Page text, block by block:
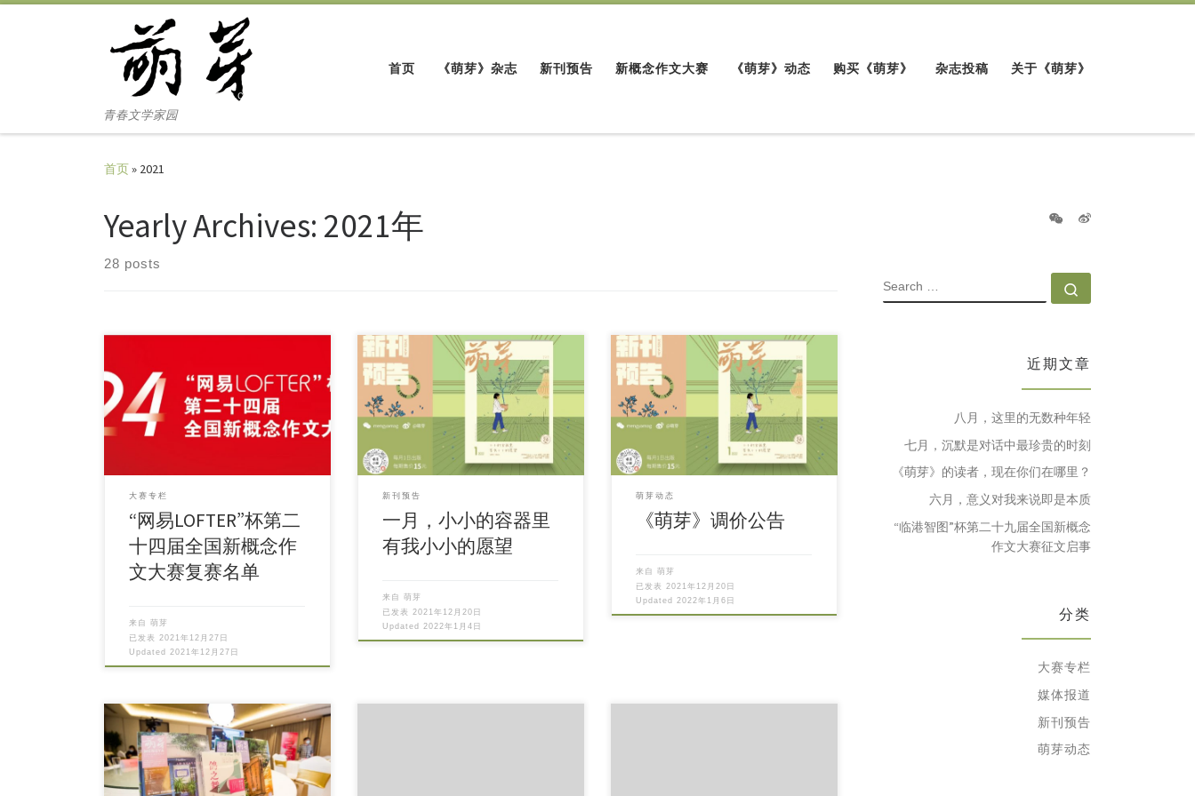
青春文学家园
首页 《萌芽》杂志 新刊预告 新概念作文大赛 《萌芽》动态 购买《萌芽》 杂志投稿 关于《萌芽》
首页» 2021
Yearly Archives: 2021年
28 posts
大赛专栏
“网易LOFTER”杯第二
十四届全国新概念作
文大赛复赛名单
来自萌芽
已发表2021年12月27日
Updated2021年12月27日
新刊预告
一月，小小的容器里
有我小小的愿望
来自萌芽
已发表2021年12月20日
Updated2022年1月4日
萌芽动态
《萌芽》调价公告
来自萌芽
已发表2021年12月20日
Updated2022年1月6日
SEARCH
近期文章
八月，这里的无数种年轻
七月，沉默是对话中最珍贵的时刻
《萌芽》的读者，现在你们在哪里？
六月，意义对我来说即是本质
“临港智图”杯第二十九届全国新概念
作文大赛征文启事
分类
大赛专栏
媒体报道
新刊预告
萌芽动态